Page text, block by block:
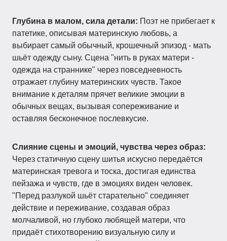
Глубина в малом, сила детали: Поэт не прибегает к
патетике, описывая материнскую любовь, а
выбирает самый обычный, крошечный эпизод - мать
шьёт одежду сыну. Сцена "нить в руках матери -
одежда на страннике" через повседневность
отражает глубину материнских чувств. Такое
внимание к деталям прячет великие эмоции в
обычных вещах, вызывая сопереживание и
оставляя бесконечное послевкусие.
Слияние сцены и эмоций, чувства через образ:
Через статичную сцену шитья искусно передаётся
материнская тревога и тоска, достигая единства
пейзажа и чувств, где в эмоциях виден человек.
"Перед разлукой шьёт старательно" соединяет
действие и переживание, создавая образ
молчаливой, но глубоко любящей матери, что
придаёт стихотворению визуальную силу и